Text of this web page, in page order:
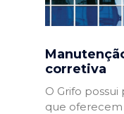
corretiva
O Grifo possui
que oferecem